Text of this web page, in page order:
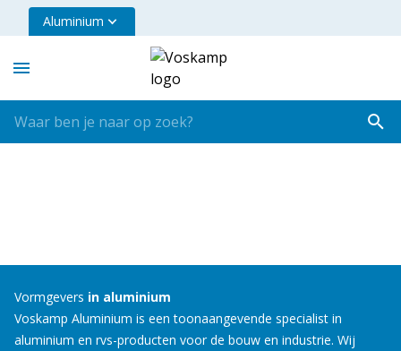
Aluminium
Vormgevers in aluminium
Voskamp Aluminium is een toonaangevende specialist in
aluminium en rvs-producten voor de bouw en industrie. Wij